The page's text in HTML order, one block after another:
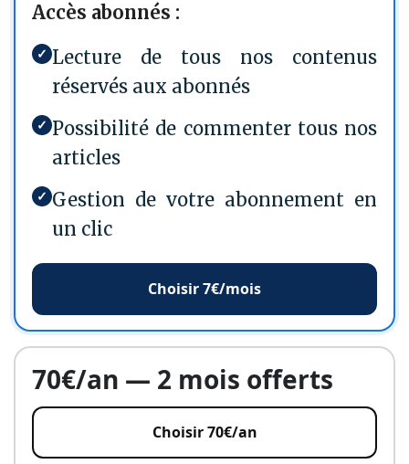
Accès abonnés :
✓ Lecture de tous nos contenus
réservés aux abonnés
✓ Possibilité de commenter tous nos
articles
✓ Gestion de votre abonnement en
un clic
Choisir 7€/mois
70€/an — 2 mois offerts
Choisir 70€/an